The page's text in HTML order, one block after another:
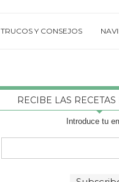
TRUCOS Y CONSEJOS
RECIBE LAS
Introduce tu